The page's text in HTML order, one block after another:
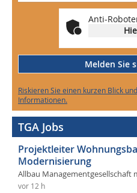
Anti-
Melden Sie
Riskieren Sie einen kurzen Blick
Informationen.
TGA Jobs
Projektleiter
Modernisierung
Allbau Managementgesellschaft
vor 12 h